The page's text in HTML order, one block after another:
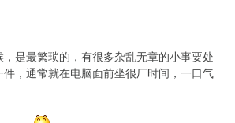
是最繁琐的，有很多杂乱无章的小事要处
，通常就在电脑面前坐很厂时间，一口气